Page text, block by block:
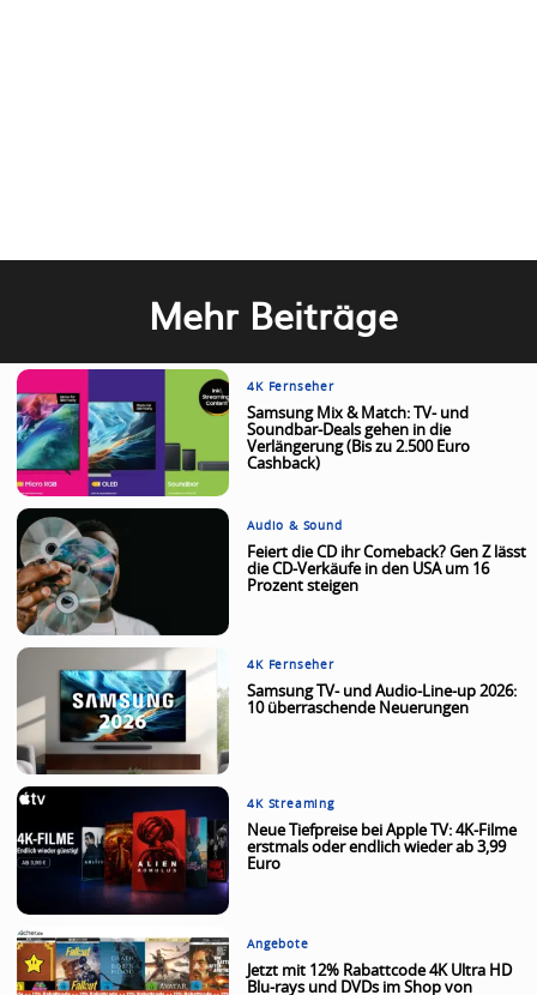
Mehr Beiträge
4K Fernseher
Samsung Mix & Match: TV- und
Soundbar-Deals gehen in die
Verlängerung (Bis zu 2.500 Euro
Cashback)
Audio & Sound
Feiert die CD ihr Comeback? Gen Z lässt
die CD-Verkäufe in den USA um 16
Prozent steigen
4K Fernseher
Samsung TV- und Audio-Line-up 2026:
10 überraschende Neuerungen
4K Streaming
Neue Tiefpreise bei Apple TV: 4K-Filme
erstmals oder endlich wieder ab 3,99
Euro
Angebote
Jetzt mit 12% Rabattcode 4K Ultra HD
Blu-rays und DVDs im Shop von